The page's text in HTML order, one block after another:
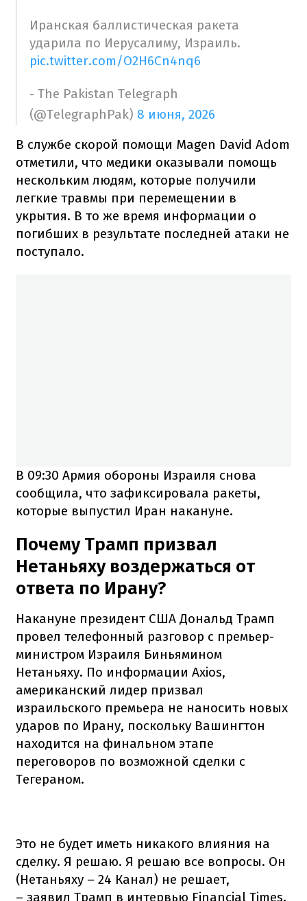
Иранская баллистическая ракета
ударила по Иерусалиму, Израиль.
pic.twitter.com/O2H6Cn4nq6
- The Pakistan Telegraph
(@TelegraphPak) 8 июня, 2026
В службе скорой помощи Magen David Adom
отметили, что медики оказывали помощь
нескольким людям, которые получили
легкие травмы при перемещении в
укрытия. В то же время информации о
погибших в результате последней атаки не
поступало.
В 09:30 Армия обороны Израиля снова
сообщила, что зафиксировала ракеты,
которые выпустил Иран накануне.
Почему Трамп призвал
Нетаньяху воздержаться от
ответа по Ирану?
Накануне президент США Дональд Трамп
провел телефонный разговор с премьер-
министром Израиля Биньямином
Нетаньяху. По информации Axios,
американский лидер призвал
израильского премьера не наносить новых
ударов по Ирану, поскольку Вашингтон
находится на финальном этапе
переговоров по возможной сделки с
Тегераном.
Это не будет иметь никакого влияния на
сделку. Я решаю. Я решаю все вопросы. Он
(Нетаньяху – 24 Канал) не решает,
– заявил Трамп в интервью Financial Times.